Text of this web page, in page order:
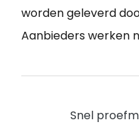
worden geleverd
Aanbieders werken
Snel